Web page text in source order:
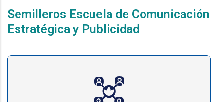
Semilleros Escuela de Comunicación
Estratégica y Publicidad